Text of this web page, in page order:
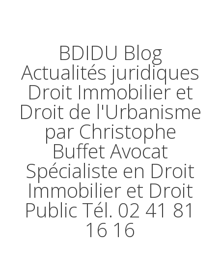
BDIDU Blog
Actualités juridiques
Droit Immobilier et
Droit de l'Urbanisme
par Christophe
Buffet Avocat
Spécialiste en Droit
Immobilier et Droit
Public Tél. 02 41 81
16 16